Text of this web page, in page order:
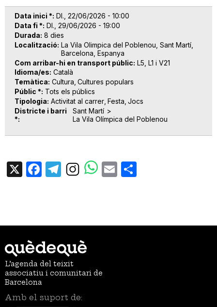
Data inici * Dl., 22/06/2026 - 10:00
Data fi * Dl., 29/06/2026 - 19:00
Durada 8 dies
Localització La Vila Olimpica del Poblenou, Sant Martí,
Barcelona, Espanya
Com arribar-hi en transport públic L5, L1 i V21
Idioma/es Català
Temàtica Cultura Cultures populars
Públic * Tots els públics
Tipologia Activitat al carrer Festa Jocs
Districte i barri
*
Sant Martí
La Vila Olímpica del Poblenou
X Facebook
TelegramEmail
L’agenda del teixit
associatiu i comunitari de
Barcelona
Amb el suport de: